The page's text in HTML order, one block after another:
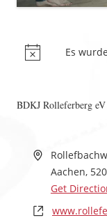
Es
BDKJ Rolleferberg eV
Aachen,
Get